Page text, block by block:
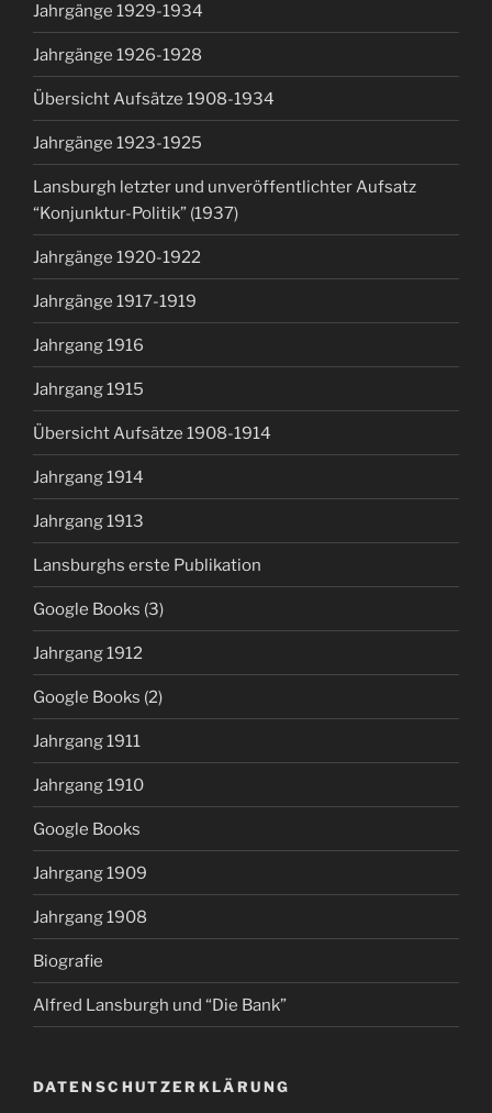
Jahrgänge 1929-1934
Jahrgänge 1926-1928
Übersicht Aufsätze 1908-1934
Jahrgänge 1923-1925
Lansburgh letzter und unveröffentlichter Aufsatz
“Konjunktur-Politik” (1937)
Jahrgänge 1920-1922
Jahrgänge 1917-1919
Jahrgang 1916
Jahrgang 1915
Übersicht Aufsätze 1908-1914
Jahrgang 1914
Jahrgang 1913
Lansburghs erste Publikation
Google Books (3)
Jahrgang 1912
Google Books (2)
Jahrgang 1911
Jahrgang 1910
Google Books
Jahrgang 1909
Jahrgang 1908
Biografie
Alfred Lansburgh und “Die Bank”
DATENSCHUTZERKLÄRUNG